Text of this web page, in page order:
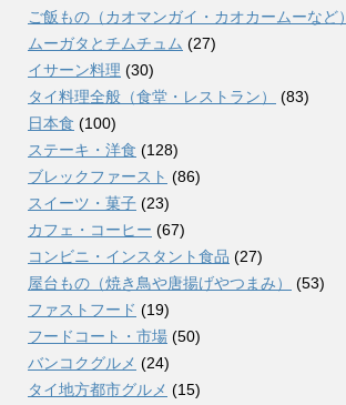
ご飯もの（カオマンガイ・カオカームーなど）
ムーガタとチムチュム (27)
イサーン料理 (30)
タイ料理全般（食堂・レストラン）
(83)
日本食 (100)
ステーキ・洋食 (128)
ブレックファースト (86)
スイーツ・菓子 (23)
カフェ・コーヒー (67)
コンビニ・インスタント食品 (27)
屋台もの（焼き鳥や唐揚げやつまみ）
(53)
ファストフード (19)
フードコート・市場 (50)
バンコクグルメ (24)
タイ地方都市グルメ (15)